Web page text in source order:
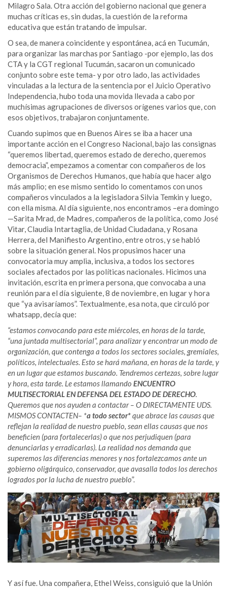
Milagro Sala. Otra acción del gobierno nacional que genera
muchas críticas es, sin dudas, la cuestión de la reforma
educativa que están tratando de impulsar.
O sea, de manera coincidente y espontánea, acá en Tucumán,
para organizar las marchas por Santiago -por ejemplo, las dos
CTA y la CGT regional Tucumán, sacaron un comunicado
conjunto sobre este tema- y por otro lado, las actividades
vinculadas a la lectura de la sentencia por el Juicio Operativo
Independencia, hubo toda una movida llevada a cabo por
muchísimas agrupaciones de diversos orígenes varios que, con
esos objetivos, trabajaron conjuntamente.
Cuando supimos que en Buenos Aires se iba a hacer una
importante acción en el Congreso Nacional, bajo las consignas
“queremos libertad, queremos estado de derecho, queremos
democracia”, empezamos a comentar con compañeros de los
Organismos de Derechos Humanos, que había que hacer algo
más amplio; en ese mismo sentido lo comentamos con unos
compañeros vinculados a la legisladora Silvia Temkin y luego,
con ella misma. Al día siguiente, nos encontramos –era domingo
—Sarita Mrad, de Madres, compañeros de la política, como José
Vitar, Claudia Intartaglia, de Unidad Ciudadana, y Rosana
Herrera, del Manifiesto Argentino, entre otros, y se habló
sobre la situación general. Nos propusimos hacer una
convocatoria muy amplia, inclusiva, a todos los sectores
sociales afectados por las políticas nacionales. Hicimos una
invitación, escrita en primera persona, que convocaba a una
reunión para el día siguiente, 8 de noviembre, en lugar y hora
que “ya avisaríamos”. Textualmente, esa nota, que circuló por
whatsapp, decía que:
“estamos convocando para este miércoles, en horas de la tarde,
“una juntada multisectorial”, para analizar y encontrar un modo de
organización, que contenga a todos los sectores sociales, gremiales,
políticos, intelectuales. Esto se hará mañana, en horas de la tarde, y
en un lugar que estamos buscando. Tendremos certezas, sobre lugar
y hora, esta tarde. Le estamos llamando ENCUENTRO
MULTISECTORIAL EN DEFENSA DEL ESTADO DE DERECHO.
Queremos que nos ayuden a contactar – O DIRECTAMENTE UDS.
MISMOS CONTACTEN– *a todo sector*que abrace las causas que
reflejan la realidad de nuestro pueblo, sean ellas causas que nos
beneficien (para fortalecerlas) o que nos perjudiquen (para
denunciarlas y erradicarlas). La realidad nos demanda que
superemos las diferencias menores y nos fortalezcamos ante un
gobierno oligárquico, conservador, que avasalla todos los derechos
logrados por la lucha de nuestro pueblo”.
Y así fue. Una compañera, Ethel Weiss, consiguió que la Unión